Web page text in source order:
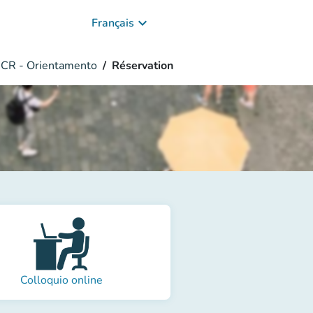
Français keyboard_arrow_down
- Orientamento Réservation
Colloquio online